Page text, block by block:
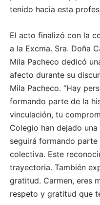
tenido hacia esta
El acto finalizó con la
a la Excma. Sra. Doña
Mila Pacheco dedicó
afecto durante su
Mila Pacheco. “Hay
formando parte de la
vinculación, tu
Colegio han dejado
seguirá formando
colectiva. Este
trayectoria. También
gratitud. Carmen, eres
respeto y gratitud que